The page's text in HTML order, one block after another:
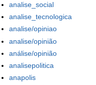
analise_social
analise_tecnologica
analise/opiniao
analise/opinião
análise/opinião
analisepolitica
anapolis